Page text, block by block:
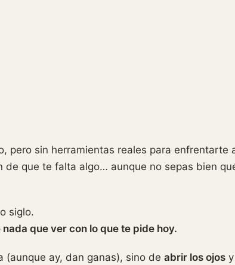
pero sin herramientas reales para enfrentarte
de que te falta algo… aunque no sepas bien
siglo.
que ver con lo que te pide hoy.
(aunque ay, dan ganas), sino de abrir los ojos